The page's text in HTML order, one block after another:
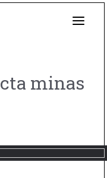
minas